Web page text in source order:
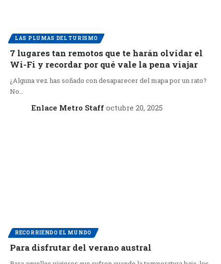
LAS PLUMAS DEL TURISMO
7 lugares tan remotos que te harán olvidar el
Wi-Fi y recordar por qué vale la pena viajar
¿Alguna vez has soñado con desaparecer del mapa por un rato?
No…
Enlace Metro Staff octubre 20, 2025
RECORRIENDO EL MUNDO
Para disfrutar del verano austral